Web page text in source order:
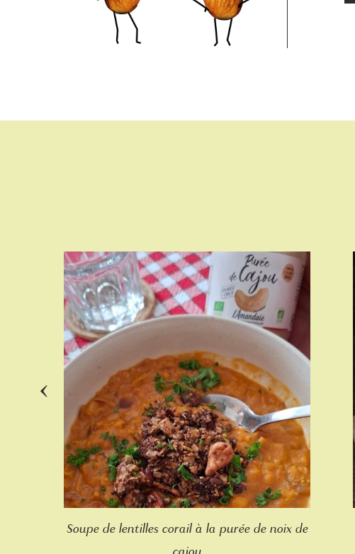
Soupe de lentilles corail à la purée de noix de
‹